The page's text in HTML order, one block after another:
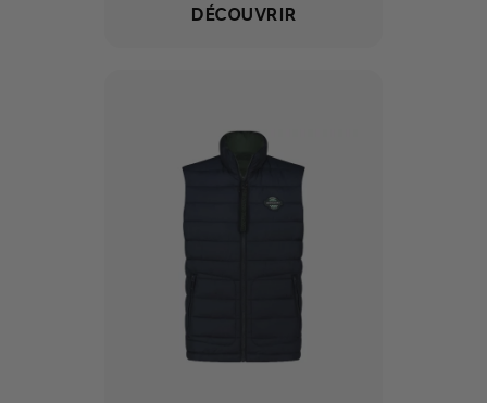
DÉCOUVRIR